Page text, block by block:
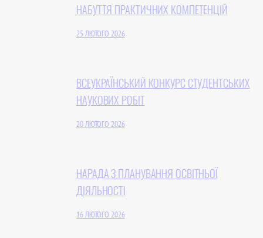
НАБУТТЯ ПРАКТИЧНИХ КОМПЕТЕНЦІЙ
25 ЛЮТОГО 2026
ВСЕУКРАЇНСЬКИЙ КОНКУРС СТУДЕНТСЬКИХ
НАУКОВИХ РОБІТ
20 ЛЮТОГО 2026
НАРАДА З ПЛАНУВАННЯ ОСВІТНЬОЇ
ДІЯЛЬНОСТІ
16 ЛЮТОГО 2026